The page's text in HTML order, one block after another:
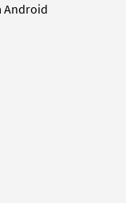
Android